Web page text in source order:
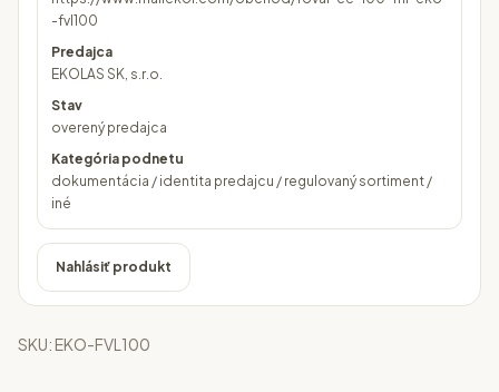
-fvl100
Predajca
EKOLAS SK, s.r.o.
Stav
overený predajca
Kategória podnetu
dokumentácia / identita predajcu / regulovaný sortiment /
iné
Nahlásiť produkt
SKU: EKO-FVL100